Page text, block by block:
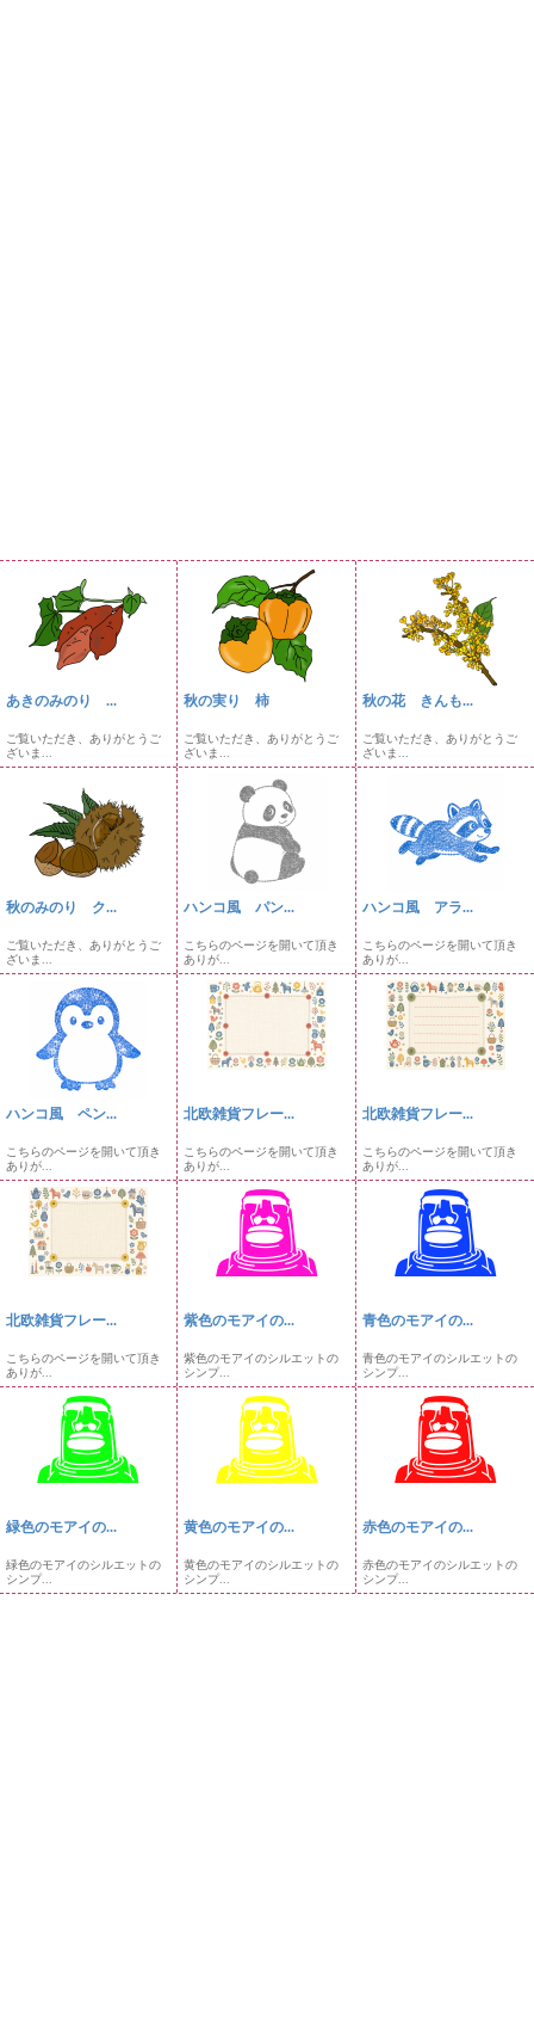
あきのみのり ...
ご覧いただき、ありがとうご
ざいま...
秋の実り 柿
ご覧いただき、ありがとうご
ざいま...
秋の花 きんも...
ご覧いただき、ありがとうご
ざいま...
秋のみのり ク...
ご覧いただき、ありがとうご
ざいま...
ハンコ風 パン...
こちらのページを開いて頂き
ありが...
ハンコ風 アラ...
こちらのページを開いて頂き
ありが...
ハンコ風 ペン...
こちらのページを開いて頂き
ありが...
北欧雑貨フレー...
こちらのページを開いて頂き
ありが...
北欧雑貨フレー...
こちらのページを開いて頂き
ありが...
北欧雑貨フレー...
こちらのページを開いて頂き
ありが...
紫色のモアイの...
紫色のモアイのシルエットの
シンプ...
青色のモアイの...
青色のモアイのシルエットの
シンプ...
緑色のモアイの...
緑色のモアイのシルエットの
シンプ...
黄色のモアイの...
黄色のモアイのシルエットの
シンプ...
赤色のモアイの...
赤色のモアイのシルエットの
シンプ...